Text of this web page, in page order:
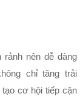
nên dễ dàng
chỉ tăng trải
cơ hội tiếp cận